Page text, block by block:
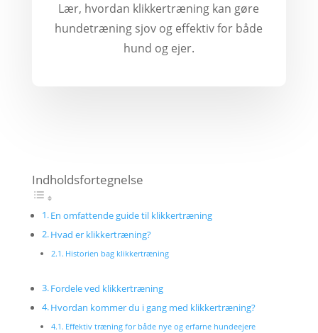
Lær, hvordan klikkertræning kan gøre
hundetræning sjov og effektiv for både
hund og ejer.
Indholdsfortegnelse
En omfattende guide til klikkertræning
Hvad er klikkertræning?
Historien bag klikkertræning
Fordele ved klikkertræning
Hvordan kommer du i gang med klikkertræning?
Effektiv træning for både nye og erfarne hundeejere